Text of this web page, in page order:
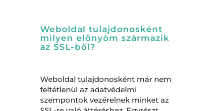
Weboldal tulajdonosként
milyen előnyöm származik
az SSL-ből?
Weboldal tulajdonosként már nem
feltétlenül az adatvédelmi
szempontok vezérelnek minket az